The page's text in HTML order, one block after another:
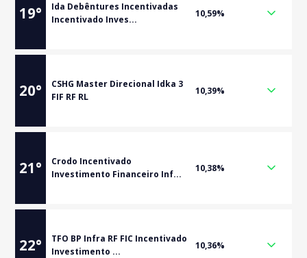
19°
Ida Debêntures Incentivadas
Incentivado Inves...
10,59%
20°
CSHG Master Direcional Idka 3
FIF RF RL
10,39%
21°
Crodo Incentivado
Investimento Financeiro Inf...
10,38%
22°
TFO BP Infra RF FIC Incentivado
Investimento ...
10,36%